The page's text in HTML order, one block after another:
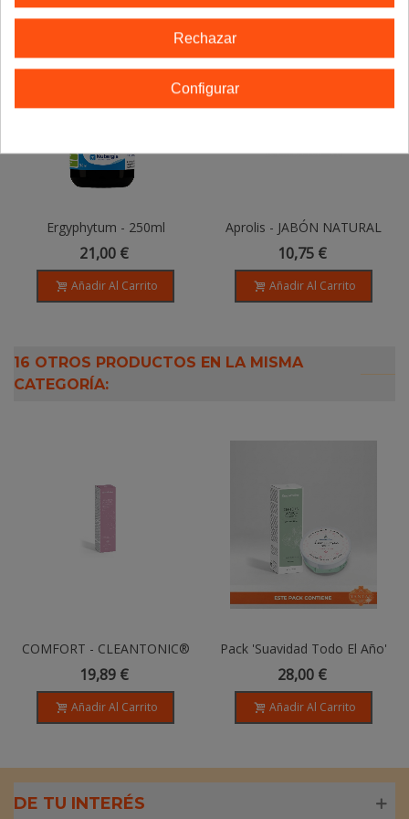
Ergyphytum - 250ml
21,00 €
Añadir Al Carrito
Aprolis - JABÓN NATURAL
COSMOS - 100gr
10,75 €
Añadir Al Carrito
16 OTROS PRODUCTOS EN LA MISMA
CATEGORÍA:
COMFORT - CLEANTONIC®
Piel Seca - 200 Ml
19,89 €
Añadir Al Carrito
Pack 'Suavidad Todo El Año'
- Peeling Alga Laminaria +
Aceite De Centella Asiática
28,00 €
Añadir Al Carrito
DE TU INTERÉS
Rechazar
Configurar